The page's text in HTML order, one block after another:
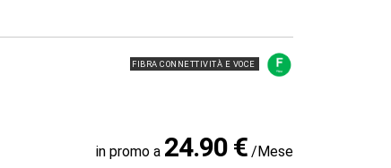
FIBRA CONNETTIVITÀ E VOCE
in promo a 24.90 € /Mese